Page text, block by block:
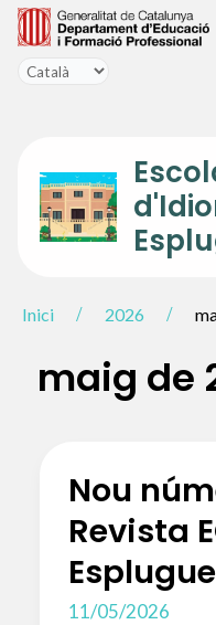
Vés
contingut
Inici 2026
maig de
Nou
Revista
11/05/2026